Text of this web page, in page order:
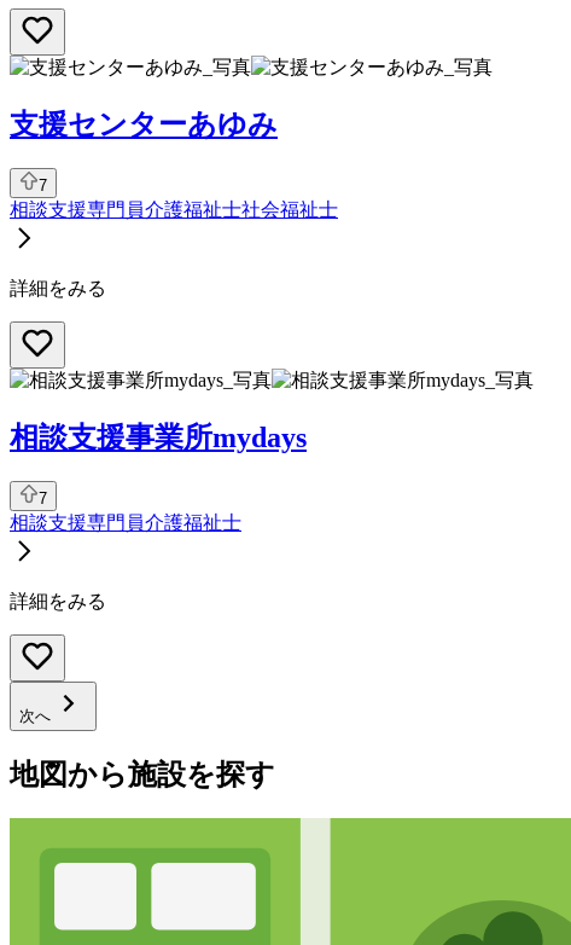
支援センターあゆみ
7
相談支援専門員介護福祉士社会福祉士
詳細をみる
相談支援事業所mydays
7
相談支援専門員介護福祉士
詳細をみる
次へ
地図から施設を探す